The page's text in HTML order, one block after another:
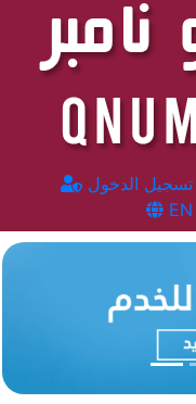
تسجيل الدخول
EN